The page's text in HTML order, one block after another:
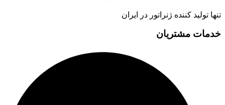
تنها تولید کننده ژنراتور در ایران
خدمات مشتریان